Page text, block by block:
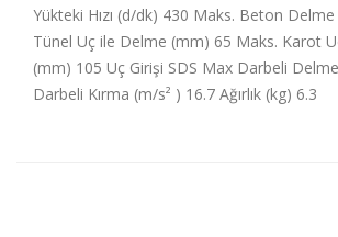
Yükteki Hızı (d/dk) 430 Maks. Beton
Tünel Uç ile Delme (mm) 65 Maks. Karot
(mm) 105 Uç Girişi SDS Max Darbeli
Darbeli Kırma (m/s² ) 16.7 Ağırlık (kg) 6.3